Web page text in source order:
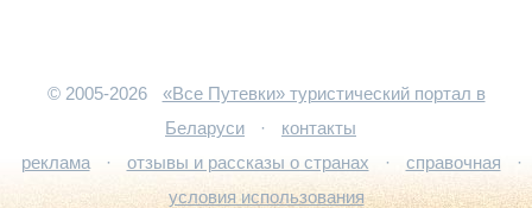
© 2005-2026
«Все Путевки» туристический портал в
Беларуси
·
контакты
реклама
· отзывы и рассказы о странах · справочная
·
условия использования